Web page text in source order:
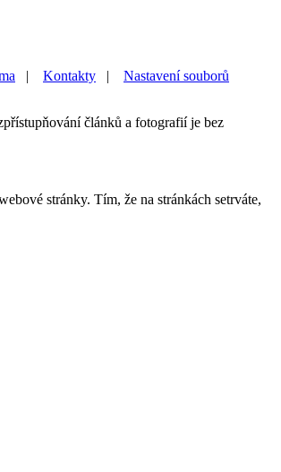
Kontakty
Nastavení souborů
článků a fotografií je bez
stránky. Tím, že na stránkách setrváte,